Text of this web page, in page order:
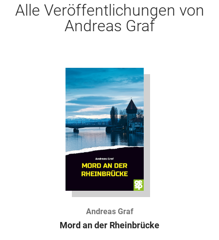
Alle Veröffentlichungen von
Andreas Graf
Andreas Graf
Mord an der Rheinbrücke